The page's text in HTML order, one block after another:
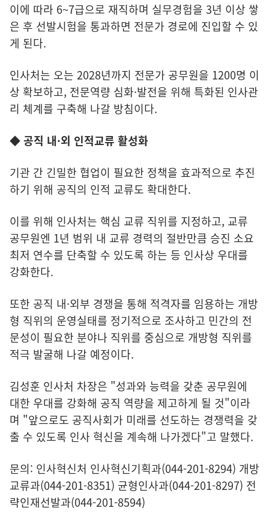
이에 따라 6~7급으로 재직하며 실무경험을 3년 이상 쌓
은 후 선발시험을 통과하면 전문가 경로에 진입할 수 있
게 된다.
인사처는 오는 2028년까지 전문가 공무원을 1200명 이
상 확보하고, 전문역량 심화·발전을 위해 특화된 인사관
리 체계를 구축해 나갈 방침이다.
◆ 공직 내·외 인적교류 활성화
기관 간 긴밀한 협업이 필요한 정책을 효과적으로 추진
하기 위해 공직의 인적 교류도 확대한다.
이를 위해 인사처는 핵심 교류 직위를 지정하고, 교류
공무원엔 1년 범위 내 교류 경력의 절반만큼 승진 소요
최저 연수를 단축할 수 있도록 하는 등 인사상 우대를
강화한다.
또한 공직 내·외부 경쟁을 통해 적격자를 임용하는 개방
형 직위의 운영실태를 정기적으로 조사하고 민간의 전
문성이 필요한 분야나 직위를 중심으로 개방형 직위를
적극 발굴해 나갈 예정이다.
김성훈 인사처 차장은 "성과와 능력을 갖춘 공무원에
대한 우대를 강화해 공직 역량을 제고하게 될 것"이라
며 "앞으로도 공직사회가 미래를 선도하는 경쟁력을 갖
출 수 있도록 인사 혁신을 계속해 나가겠다"고 말했다.
문의: 인사혁신처 인사혁신기획과(044-201-8294) 개방
교류과(044-201-8351) 균형인사과(044-201-8297) 전
략인재선발과(044-201-8594)